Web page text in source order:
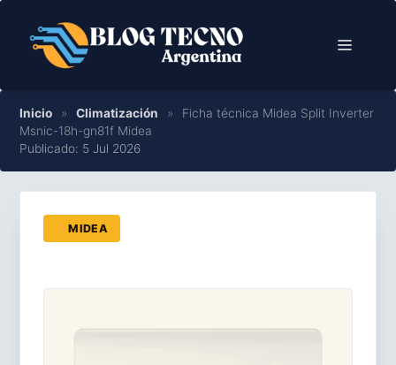
contenido
Menú
Inicio » Climatización »
Ficha técnica Midea Split Inverter
Msnic-18h-gn81f Midea
Publicado: 5 Jul 2026
MIDEA